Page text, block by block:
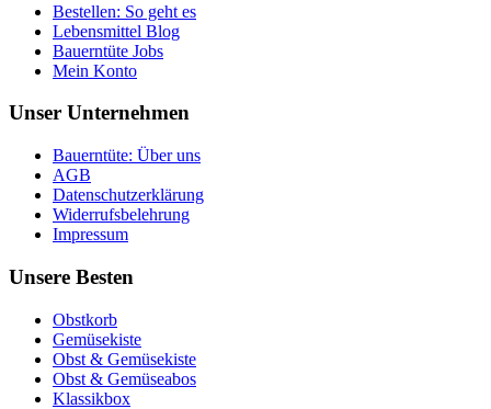
Bestellen: So geht es
Lebensmittel Blog
Bauerntüte Jobs
Mein Konto
Unser Unternehmen
Bauerntüte: Über uns
AGB
Datenschutzerklärung
Widerrufsbelehrung
Impressum
Unsere Besten
Obstkorb
Gemüsekiste
Obst & Gemüsekiste
Obst & Gemüseabos
Klassikbox